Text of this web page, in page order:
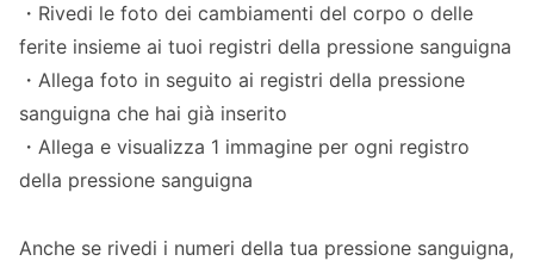
・Rivedi le foto dei cambiamenti del corpo o delle
ferite insieme ai tuoi registri della pressione sanguigna
・Allega foto in seguito ai registri della pressione
sanguigna che hai già inserito
・Allega e visualizza 1 immagine per ogni registro
della pressione sanguigna
Anche se rivedi i numeri della tua pressione sanguigna,